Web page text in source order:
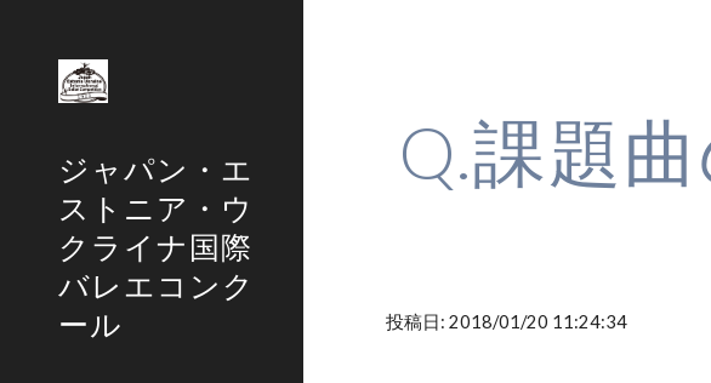
ジャパン・エ
ストニア・ウ
クライナ国際
バレエコンク
ール
Q.課題
投稿日: 2018/01/20 11:24:34